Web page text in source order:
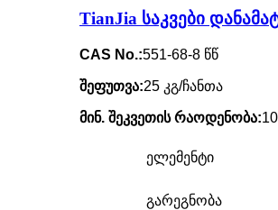
TianJia საკვები
CAS No.:551-68-8 წწ
შეფუთვა:25 კგ/ჩანთა
მინ. შეკვეთის რაოდენობა:
ელემენტი
გარეგნობა